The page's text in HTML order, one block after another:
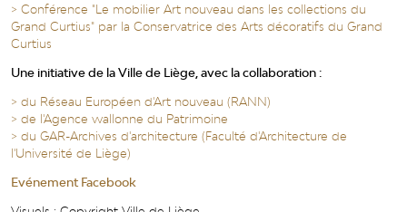
> Conférence "Le mobilier Art nouveau dans les collections du
Grand Curtius" par la Conservatrice des Arts décoratifs du Grand
Curtius
Une initiative de la Ville de Liège, avec la collaboration :
> du Réseau Européen d'Art nouveau (RANN)
> de l'Agence wallonne du Patrimoine
> du GAR-Archives d'architecture (Faculté d'Architecture de
l'Université de Liège)
Evénement Facebook